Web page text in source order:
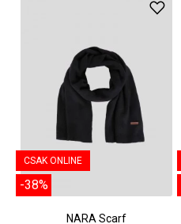
CSAK ONLINE
-38%
NARA Scarf